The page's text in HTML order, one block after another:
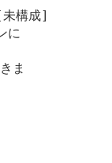
構成]
に
ま